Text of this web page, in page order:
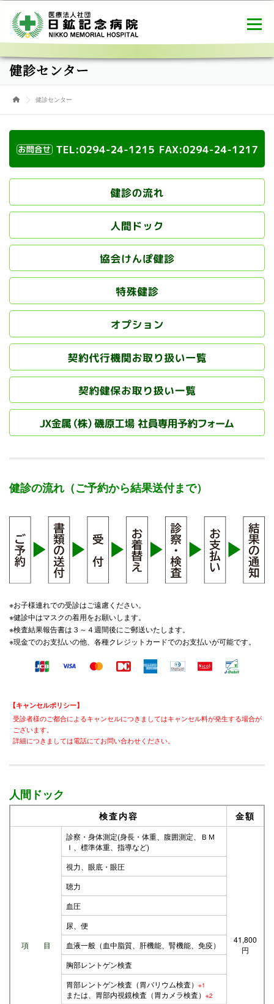
ン
ツ
メニュー
病院概要
健診センター
健診センター
健診の流れ（ご予約から結果送付まで）
※お子様連れでの受診はご遠慮ください。
※健診中はマスクの着用をお願いします。
※検査結果報告書は３～４週間後にご郵送いたします。
※現金でのお支払いの他、各種クレジットカードでのお支払いが可能です。
【キャンセルポリシー】
受診者様のご都合によるキャンセルにつきましてはキャンセル料が発生する場合が
ございます。
詳細につきましては電話にてお問い合わせください。
人間ドック
検査内容 金額
項 目
診察・身体測定(身長・体重、腹囲測定、ＢＭ
Ｉ、標準体重、指導など)
41,800
円
視力、眼底・眼圧
聴力
血圧
尿、便
血液一般（血中脂質、肝機能、腎機能、免疫）
胸部レントゲン検査
胃部レントゲン検査（胃バリウム検査） ※1
または、胃部内視鏡検査（胃カメラ検査） ※2